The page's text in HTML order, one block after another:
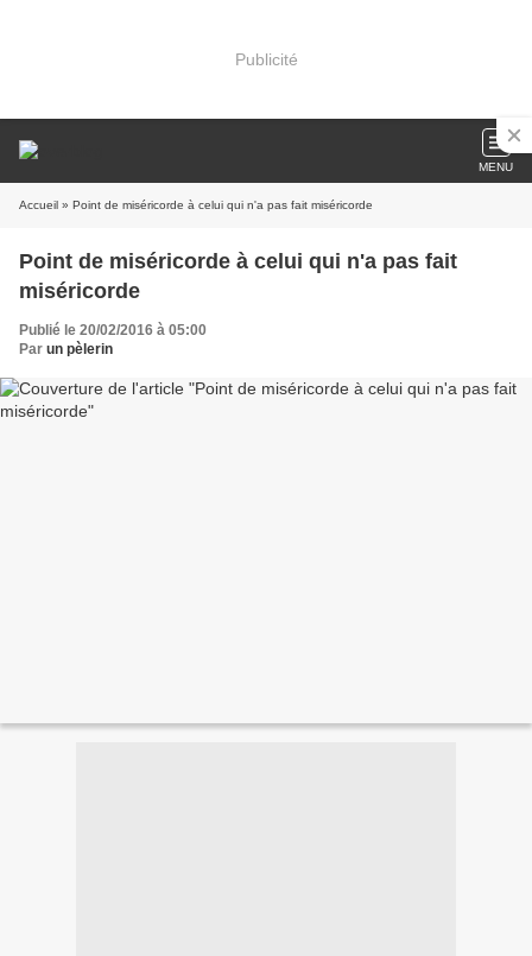
Publicité
MENU
Accueil » Point de miséricorde à celui qui n'a pas fait miséricorde
Point de miséricorde à celui qui n'a pas fait
miséricorde
Publié le 20/02/2016 à 05:00
Par un pèlerin